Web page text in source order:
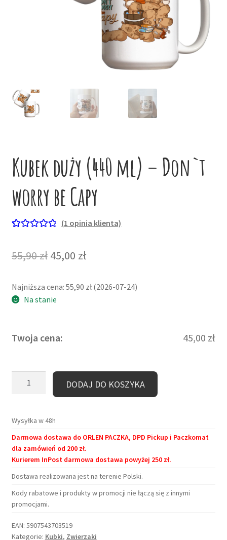
Kubek duży (440 ml) – Don`t
worry be Capy
podstawie
(1 opinia klienta)
55,90zł Pierwotna
wynosiła:
45,00 złAktualna
wynosi:
Najniższa cena: 55,90 zł(2026-07-24)
Na stanie
Twoja cena: 45,00 zł
ml)
-
Don`t
worry
be
Capy
DODAJ DO KOSZYKA
Wysyłka w 48h
Darmowa dostawa do ORLEN PACZKA, DPD Pickup i Paczkomat
dla zamówień od 200 zł.
Kurierem InPost darmowa dostawa powyżej 250 zł.
Dostawa realizowana jest na terenie Polski.
Kody rabatowe i produkty w promocji nie łączą się z innymi
promocjami.
EAN: 5907543703519
Kategorie: Kubki, Zwierzaki